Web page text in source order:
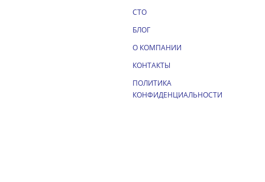
СТО
БЛОГ
О КОМПАНИИ
КОНТАКТЫ
ПОЛИТИКА
КОНФИДЕНЦИАЛЬНОСТИ